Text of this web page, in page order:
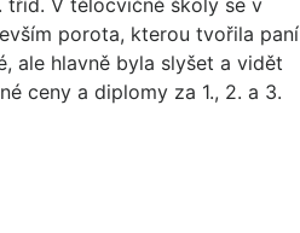
tříd. V tělocvičně školy se v
porota, kterou tvořila paní
ale hlavně byla slyšet a vidět
ceny a diplomy za 1., 2. a 3.